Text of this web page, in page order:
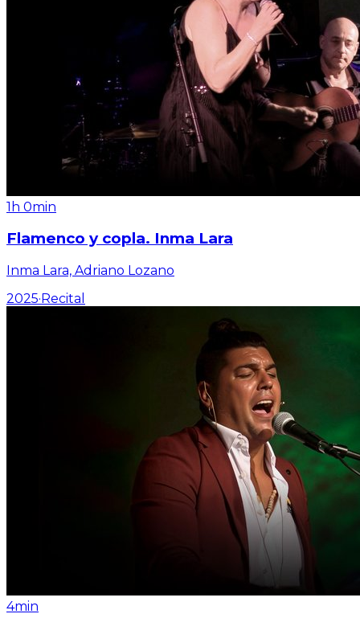
1h 0min
Flamenco y copla. Inma Lara
Inma Lara, Adriano Lozano
2025· Recital
4min